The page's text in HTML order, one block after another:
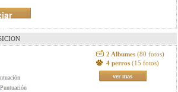
2 Albumes (80 fotos)
4 perros (15 fotos)
ver mas